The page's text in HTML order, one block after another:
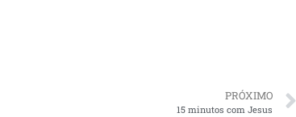
PRÓXIMO
15 minutos com Jesus